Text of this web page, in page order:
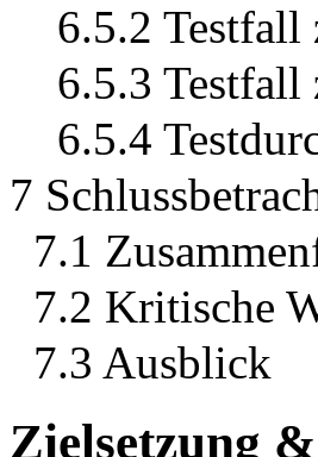
6.5.2 Testfall
6.5.3
6.5.4
7
7.1
7.2 Kritische
7.3 Ausblick
Zielsetzung